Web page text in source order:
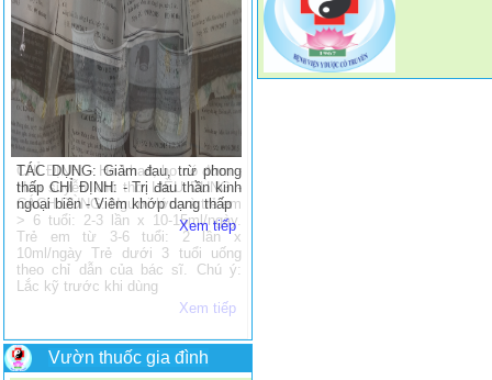
TÁC DỤNG: Giảm đau, trừ phong
thấp CHỈ ĐỊNH: - Trị đau thần kinh
ngoại biên - Viêm khớp dạng thấp
Xem tiếp
Vườn thuốc gia đình
Có nên ăn mướp
đắng khi mang thai
Dùng vỏ quýt để trị
ho
4 loại gia vị thần kỳ
giúp giảm đau
10 loại rau quả giàu
Vitamin C hơn cam